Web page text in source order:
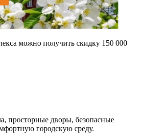
можно получить скидку 150 000
просторные дворы, безопасные
городскую среду.